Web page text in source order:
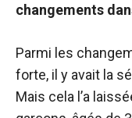
changements
Parmi les
forte, il y avait la
Mais cela l’a